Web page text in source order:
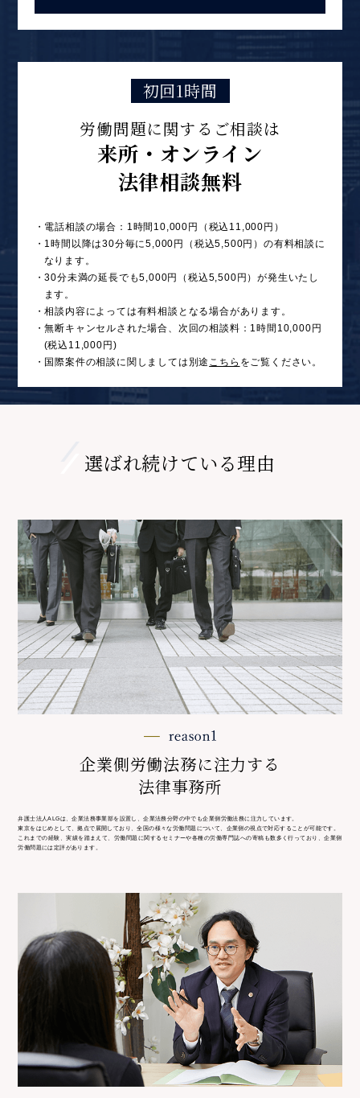
初回1時間
労働問題に関するご相談は
来所・オンライン
法律相談無料
・電話相談の場合：1時間10,000円（税込11,000円）
・1時間以降は30分毎に5,000円（税込5,500円）の有料相談に
なります。
・30分未満の延長でも5,000円（税込5,500円）が発生いたし
ます。
・相談内容によっては有料相談となる場合があります。
・無断キャンセルされた場合、次回の相談料：1時間10,000円
(税込11,000円)
・国際案件の相談に関しましては別途 こちら をご覧ください。
選ばれ続けている理由
企業側労働法務に注力する
法律事務所
弁護士法人ALGは、企業法務事業部を設置し、企業法務分野の中でも企業側労働法務に注力しています。
東京をはじめとして、拠点で展開しており、全国の様々な労働問題について、企業側の視点で対応することが可能です。
これまでの経験、実績を踏まえて、労働問題に関するセミナーや各種の労働専門誌への寄稿も数多く行っており、企業側
労働問題には定評があります。